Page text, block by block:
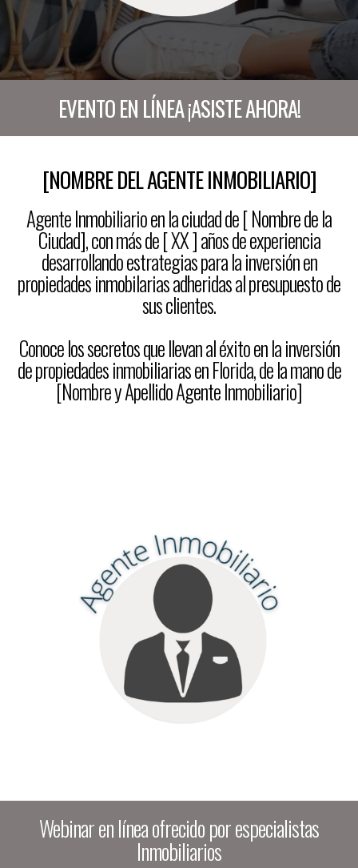
EVENTO EN LÍNEA ¡ASISTE AHORA!
[NOMBRE DEL AGENTE INMOBILIARIO]
Agente Inmobiliario en la ciudad de [ Nombre de la
Ciudad], con más de [ XX ] años de experiencia
desarrollando estrategias para la inversión en
propiedades inmobilarias adheridas al presupuesto de
sus clientes.
Conoce los secretos que llevan al éxito en la inversión
de propiedades inmobiliarias en Florida, de la mano de
[Nombre y Apellido Agente Inmobiliario]
Webinar en línea ofrecido por especialistas
Inmobiliarios